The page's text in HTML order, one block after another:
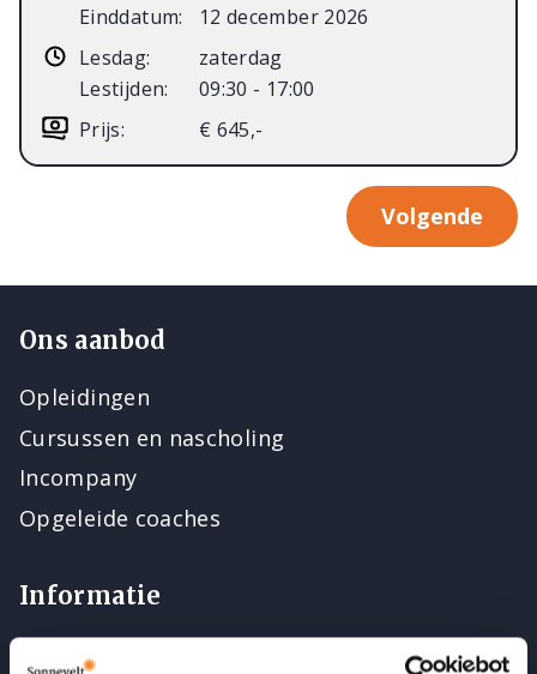
Einddatum:
12 december 2026
Lesdag:
zaterdag
Lestijden:
09:30 - 17:00
Prijs:
€ 645,-
Volgende
Ons aanbod
Opleidingen
Cursussen en nascholing
Incompany
Opgeleide coaches
Informatie
Veelgestelde vragen